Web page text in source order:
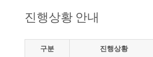
진행상황 안내
구분 진행상황